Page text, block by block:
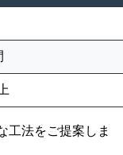
工法をご提案しま